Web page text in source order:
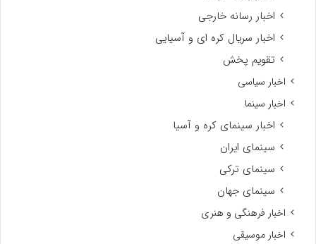
اخبار رسانه خارجی
اخبار سریال کره ای و آسیایی
تقویم پخش
اخبار سیاسی
اخبار سینما
اخبار سینمای کره و آسیا
سینمای ایران
سینمای ترکی
سینمای جهان
اخبار فرهنگی و هنری
اخبار موسیقی